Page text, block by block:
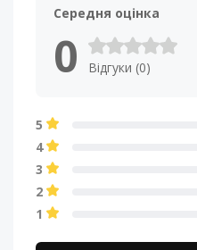
Середня оцінка
0 Відгуки (0)
5
4
3
2
1